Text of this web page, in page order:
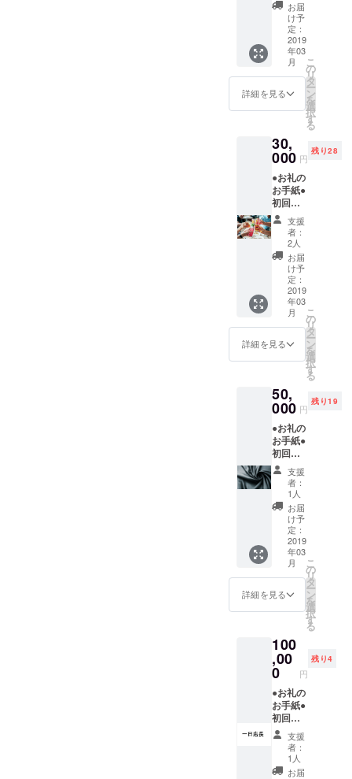
ストド
リンク
無料チ
ケット
×1(全て
のドリ
ンクメ
ニュー
にご利
だけま
す)●ご
愛車の
写真店
内掲載
権(お名
前ニッ
クネー
ム企業
名など
を入れ
させて
いただ
きます)
※お写真
につき
まして
レフに
て撮影
させて
いただ
くかご
希望に
よりご
自身で
お持ち
の写真
をデー
タにて
お送り
くださ
い。
お届
け予
定：
2019
年03
月
詳細を見る
こ
の
リ
タ
ー
ン
を
選
択
す
る
30,
000 円
残り28
●お礼の
お手紙●
初回ご
来店時
より3ヶ
月間
ファー
ストド
リンク
無料チ
ケット
×1(全て
のドリ
ンクメ
ニュー
にご利
だけま
す)●オ
リジナ
ルマイ
カップ
×1●ご愛
車の写
真店内
掲載権●
オープ
ン前試
食会ご
招待 ※
マイ
カップ
は当店
にて
だきま
す ※お
写真に
はお名
前ニッ
クネー
ム企業
名など
を入れ
させて
いただ
支援
者：
2人
お届
け予
定：
2019
年03
月
詳細を見る
こ
の
リ
タ
ー
ン
を
選
択
す
る
50,
000 円
残り19
●お礼の
お手紙●
初回ご
来店時
より3ヶ
月間
ファー
ストド
リンク
無料チ
ケット
×1(全て
のドリ
ンクメ
ニュー
にご利
だけま
す)●オ
リジナ
ルマイ
カップ
×1●ご愛
車の写
真店内
掲載権●
オープ
ン前試
支援
者：
1人
お届
け予
定：
2019
年03
月
詳細を見る
こ
の
リ
タ
ー
ン
を
選
択
す
る
100
,00
0 円
残り4
●お礼の
お手紙●
初回ご
来店時
より6ヶ
月間
ファー
支援
者：
1人
お届